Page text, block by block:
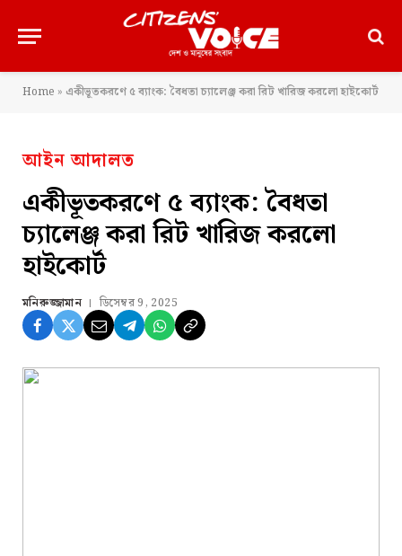
Home » একীভূতকরণে ৫ ব্যাংক: বৈধতা চ্যালেঞ্জ করা রিট খারিজ করলো হাইকোর্ট
আইন আদালত
একীভূতকরণে ৫ ব্যাংক: বৈধতা
চ্যালেঞ্জ করা রিট খারিজ করলো
হাইকোর্ট
মনিরুজ্জামান ডিসেম্বর 9, 2025